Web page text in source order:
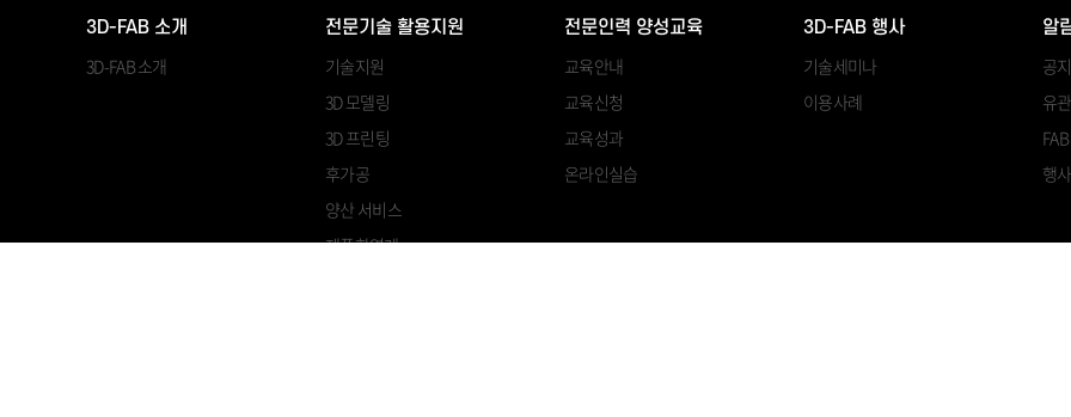
3D-FAB 소개
3D-FAB 소개
전문기술 활용지원
기술지원
3D 모델링
3D 프린팅
후가공
양산 서비스
제품화연계
전문인력 양성교육
교육안내
교육신청
교육성과
온라인실습
3D-FAB 행사
기술세미나
이용사례
알
공
유
행